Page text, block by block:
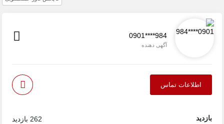
0901****984
آگهی دهنده
اطلاعات تماس
بازدید 262 بازدید